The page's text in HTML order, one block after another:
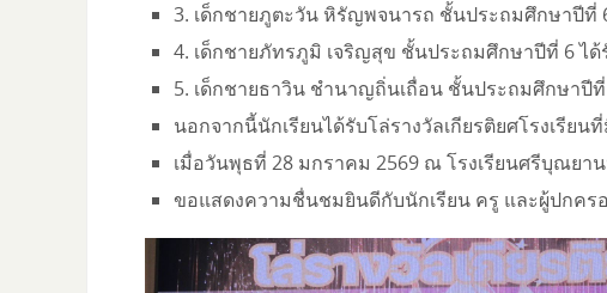
3. เด็กชายภูตะวัน หิรัญพจนารถ ชั้นประถมศึกษาปีที่
4. เด็กชายภัทรภูมิ เจริญสุข ชั้นประถมศึกษาปีที่ 6 ได้
5. เด็กชายธาวิน ชำนาญถิ่นเถื่อน ชั้นประถมศึกษาปีที่
นอกจากนี้นักเรียนได้รับโล่รางวัลเกียรติยศโรงเรีย
เมื่อวันพุธที่ 28 มกราคม 2569 ณ โรงเรียนศรีบุณยา
ขอแสดงความชื่นชมยินดีกับนักเรียน ครู และผู้ปกคร